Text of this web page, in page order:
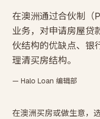
在澳洲通过合伙制（
业务，对申请房屋贷
伙结构的优缺点、银
理清买房结构。
— Halo Loan 编辑部
在澳洲买房或做生意，